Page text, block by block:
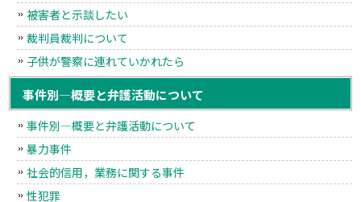
被害者と示談したい
裁判員裁判について
子供が警察に連れていかれたら
事件別―概要と弁護活動について
事件別―概要と弁護活動について
暴力事件
社会的信用，業務に関する事件
性犯罪